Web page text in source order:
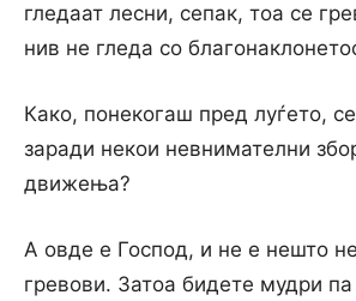
гледаат лесни, сепак, тоа се
нив не гледа со
Како, понекогаш пред луѓето,
заради некои невнимателни
движења?
А овде е Господ, и не е нешто
гревови. Затоа бидете мудри па